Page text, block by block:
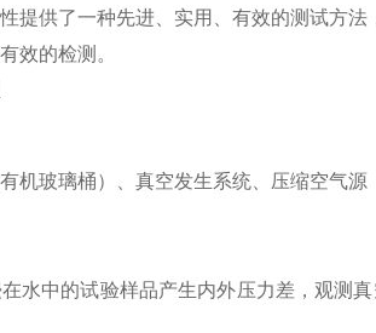
提供了一种先进、实用、有效的测试方
效的检测。
机玻璃桶）、真空发生系统、压缩空气源
水中的试验样品产生内外压力差，观测